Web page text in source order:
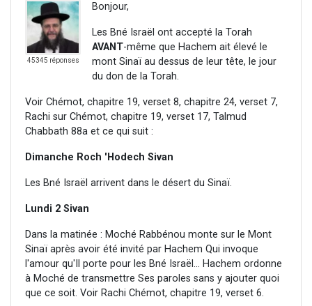
45345 réponses
Bonjour,
Les Bné Israël ont accepté la Torah
AVANT-même que Hachem ait élevé le
mont Sinaï au dessus de leur tête, le jour
du don de la Torah.
Voir Chémot, chapitre 19, verset 8, chapitre 24, verset 7,
Rachi sur Chémot, chapitre 19, verset 17, Talmud
Chabbath 88a et ce qui suit :
Dimanche Roch 'Hodech Sivan
Les Bné Israël arrivent dans le désert du Sinaï.
Lundi 2 Sivan
Dans la matinée : Moché Rabbénou monte sur le Mont
Sinaï après avoir été invité par Hachem Qui invoque
l'amour qu'Il porte pour les Bné Israël... Hachem ordonne
à Moché de transmettre Ses paroles sans y ajouter quoi
que ce soit. Voir Rachi Chémot, chapitre 19, verset 6.